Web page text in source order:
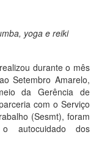
yoga e reiki
durante o mês
Setembro Amarelo,
da Gerência de
com o Serviço
(Sesmt), foram
autocuidado dos